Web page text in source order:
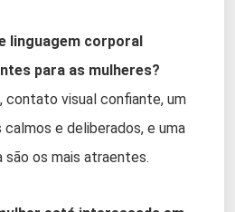
linguagem corporal
para as mulheres?
contato visual confiante, um
e deliberados, e uma
os mais atraentes.